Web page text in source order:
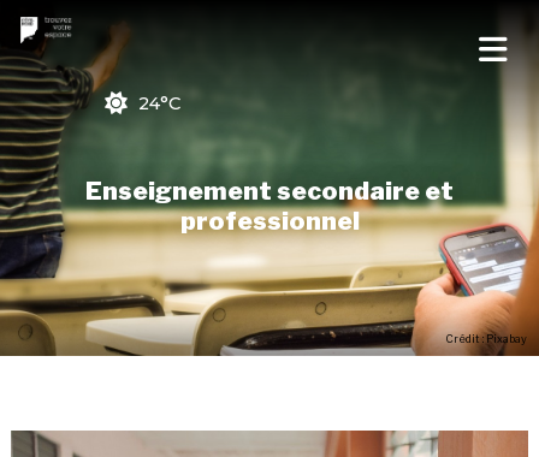
24°C
Enseignement secondaire et
professionnel
Crédit : Pixabay